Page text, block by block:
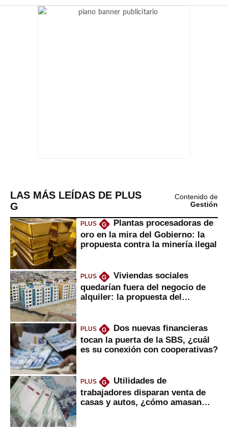
LAS MÁS LEÍDAS DE PLUS
G
Contenido de
Gestión
PLUS G
Plantas procesadoras de
oro en la mira del Gobierno: la
propuesta contra la minería ilegal
PLUS G
Viviendas sociales
quedarían fuera del negocio de
alquiler: la propuesta del
PLUS G
Dos nuevas financieras
tocan la puerta de la SBS, ¿cuál
es su conexión con cooperativas?
PLUS G
Utilidades de
trabajadores disparan venta de
casas y autos, ¿cómo amasan